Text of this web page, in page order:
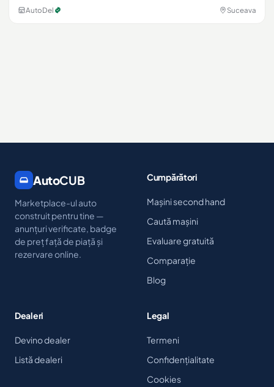
AutoDel Suceava
AutoCUB
Marketplace-ul auto
construit pentru tine —
anunțuri verificate, badge
de preț față de piață și
rezervare online.
Cumpărători
Mașini second hand
Caută mașini
Evaluare gratuită
Comparație
Blog
Dealeri
Devino dealer
Listă dealeri
Legal
Termeni
Confidențialitate
Cookies